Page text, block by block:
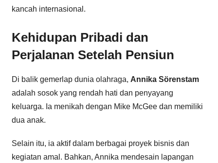
kancah internasional.
Kehidupan Pribadi dan
Perjalanan Setelah Pensiun
Di balik gemerlap dunia olahraga, Annika Sörenstam
adalah sosok yang rendah hati dan penyayang
keluarga. Ia menikah dengan Mike McGee dan memiliki
dua anak.
Selain itu, ia aktif dalam berbagai proyek bisnis dan
kegiatan amal. Bahkan, Annika mendesain lapangan